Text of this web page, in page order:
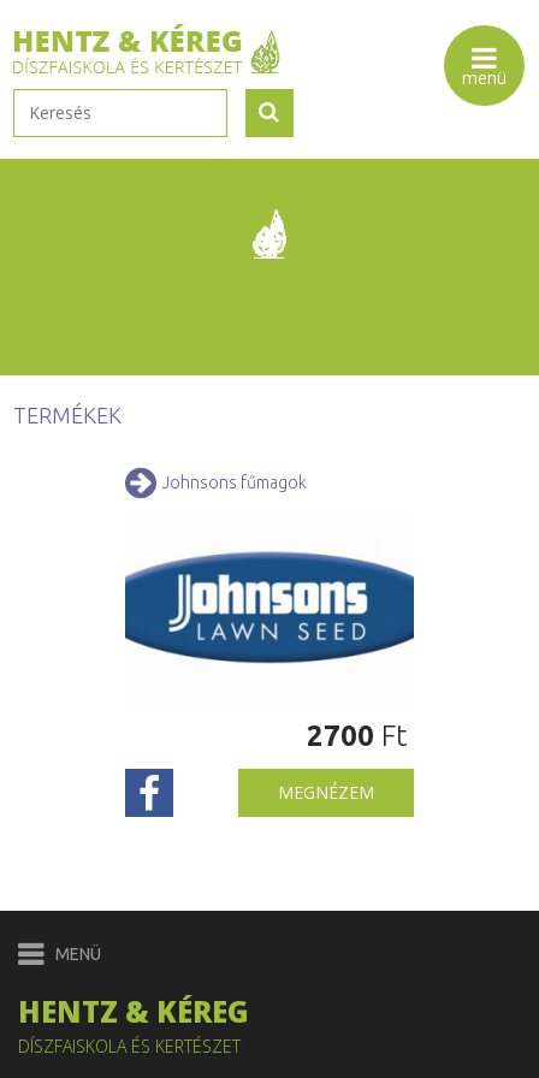
TERMÉKEK
Johnsons fűmagok
2700 Ft
MEGNÉZEM
HENTZ & KÉREG
DÍSZFAISKOLA ÉS KERTÉSZET